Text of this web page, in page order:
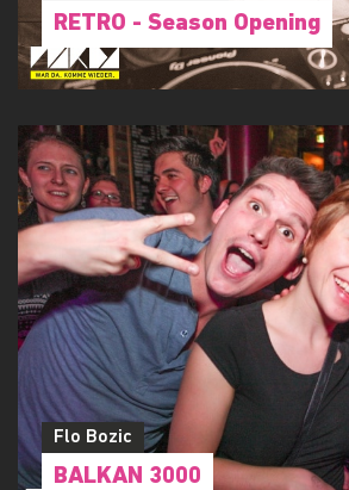
RETRO - Season Opening
Flo Bozic
BALKAN 3000